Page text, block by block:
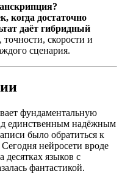
когда достаточно
даёт гибридный
скорости и
сценария.
фундаментальную
единственным надёжным
было обратиться к
нейросети вроде
десятках языков с
фантастикой.